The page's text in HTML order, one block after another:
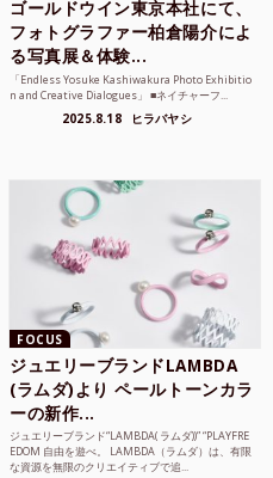
ゴールドウイン東京本社にて、
フォトグラファー柏倉陽介によ
る写真展＆体験...
「Endless Yosuke Kashiwakura Photo Exhibitio
n and Creative Dialogues」 ■ネイチャーフ...
2025.8.18 ヒラバヤシ
FOCUS
ジュエリーブランドLAMBDA
(ラムダ)より ペールトーンカラ
ーの新作...
ジュエリーブランド“LAMBDA( ラムダ))” “PLAYFRE
EDOM 自由を遊べ。 LAMBDA（ラムダ）は、有限
な資源を無限のクリエイティブで追...